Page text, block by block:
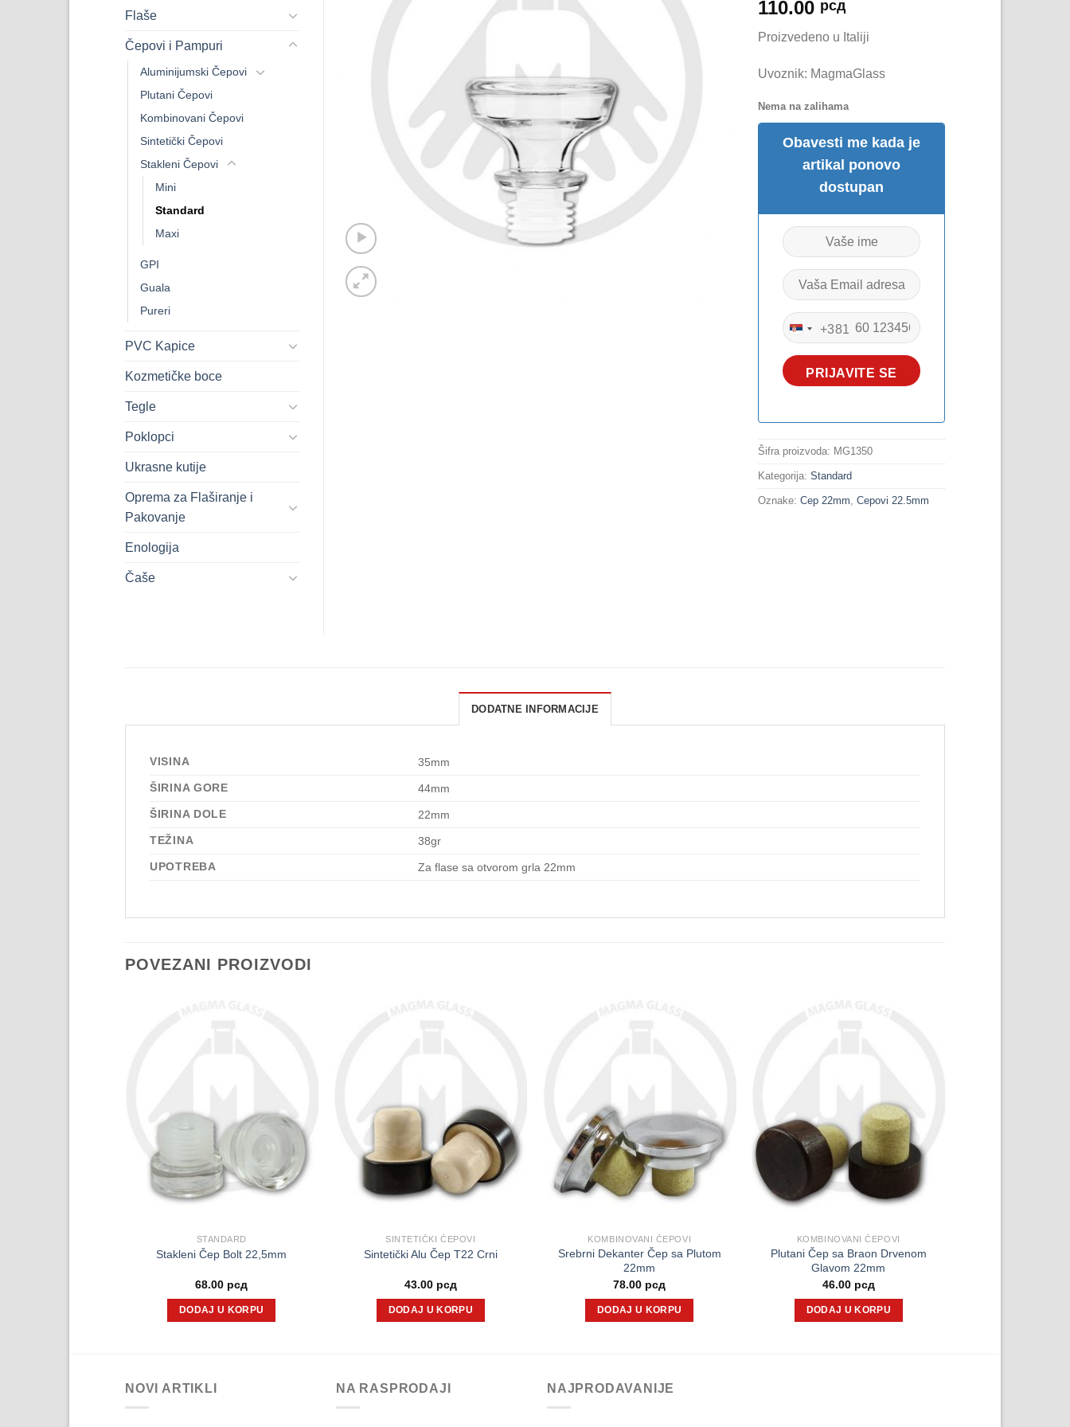
110.00 рсд
Proizvedeno u Italiji
Uvoznik: MagmaGlass
Nema na zalihama
Obavesti me kada je
artikal ponovo
dostupan
SERBIA
+381
+381
PRIJAVITE SE
Šifra proizvoda: MG1350
Kategorija: Standard
Oznake: Cep 22mm, Cepovi 22.5mm
Flaše
Čepovi i Pampuri
Aluminijumski Čepovi
Plutani Čepovi
Kombinovani Čepovi
Sintetički Čepovi
Stakleni Čepovi
Mini
Standard
Maxi
GPI
Guala
Pureri
PVC Kapice
Kozmetičke boce
Tegle
Poklopci
Ukrasne kutije
Oprema za Flaširanje i
Pakovanje
Enologija
Čaše
DODATNE INFORMACIJE
VISINA
35mm
ŠIRINA GORE
44mm
ŠIRINA DOLE
22mm
TEŽINA
38gr
UPOTREBA
Za flase sa otvorom grla 22mm
POVEZANI PROIZVODI
STANDARD
Stakleni Čep Bolt 22,5mm
68.00 рсд
DODAJ U KORPU
SINTETIČKI ČEPOVI
Sintetički Alu Čep T22 Crni
43.00 рсд
DODAJ U KORPU
KOMBINOVANI ČEPOVI
Srebrni Dekanter Čep sa Plutom
22mm
78.00 рсд
DODAJ U KORPU
KOMBINOVANI ČEPOVI
Plutani Čep sa Braon Drvenom
Glavom 22mm
46.00 рсд
DODAJ U KORPU
NOVI ARTIKLI NA RASPRODAJI NAJPRODAVANIJE